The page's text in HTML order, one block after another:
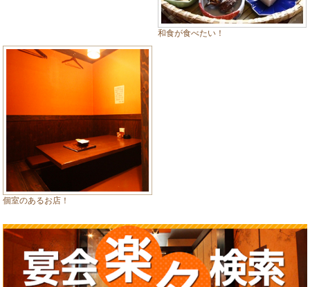
和食が食べたい！
個室のあるお店！